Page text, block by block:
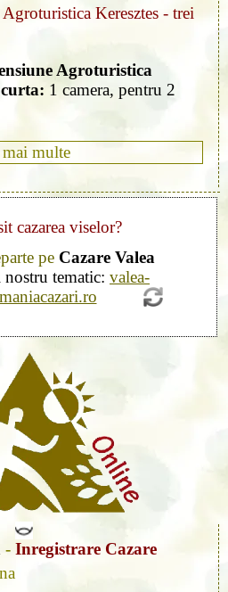
Keresztes - trei
Agroturistica
1 camera, pentru 2
multe
cazarea viselor?
pe Cazare Valea
nostru tematic: valea-
- Inregistrare Cazare